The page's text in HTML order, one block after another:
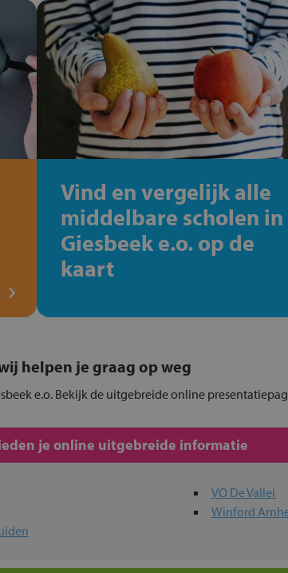
Vind en vergelijk alle
middelbare scholen in
Giesbeek e.o. op de
kaart
helpen je graag op weg
e.o. Bekijk de uitgebreide online
je online uitgebreide informatie
VO De Vallei
Winford